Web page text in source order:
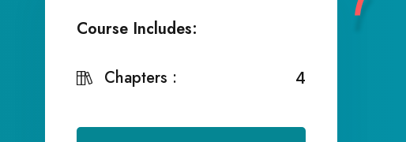
Course Includes:
Chapters : 4